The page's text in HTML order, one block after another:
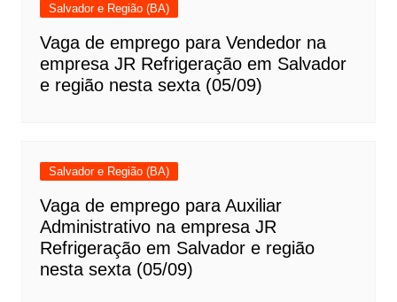
Salvador e Região (BA)
Vaga de emprego para Vendedor na
empresa JR Refrigeração em Salvador
e região nesta sexta (05/09)
Salvador e Região (BA)
Vaga de emprego para Auxiliar
Administrativo na empresa JR
Refrigeração em Salvador e região
nesta sexta (05/09)